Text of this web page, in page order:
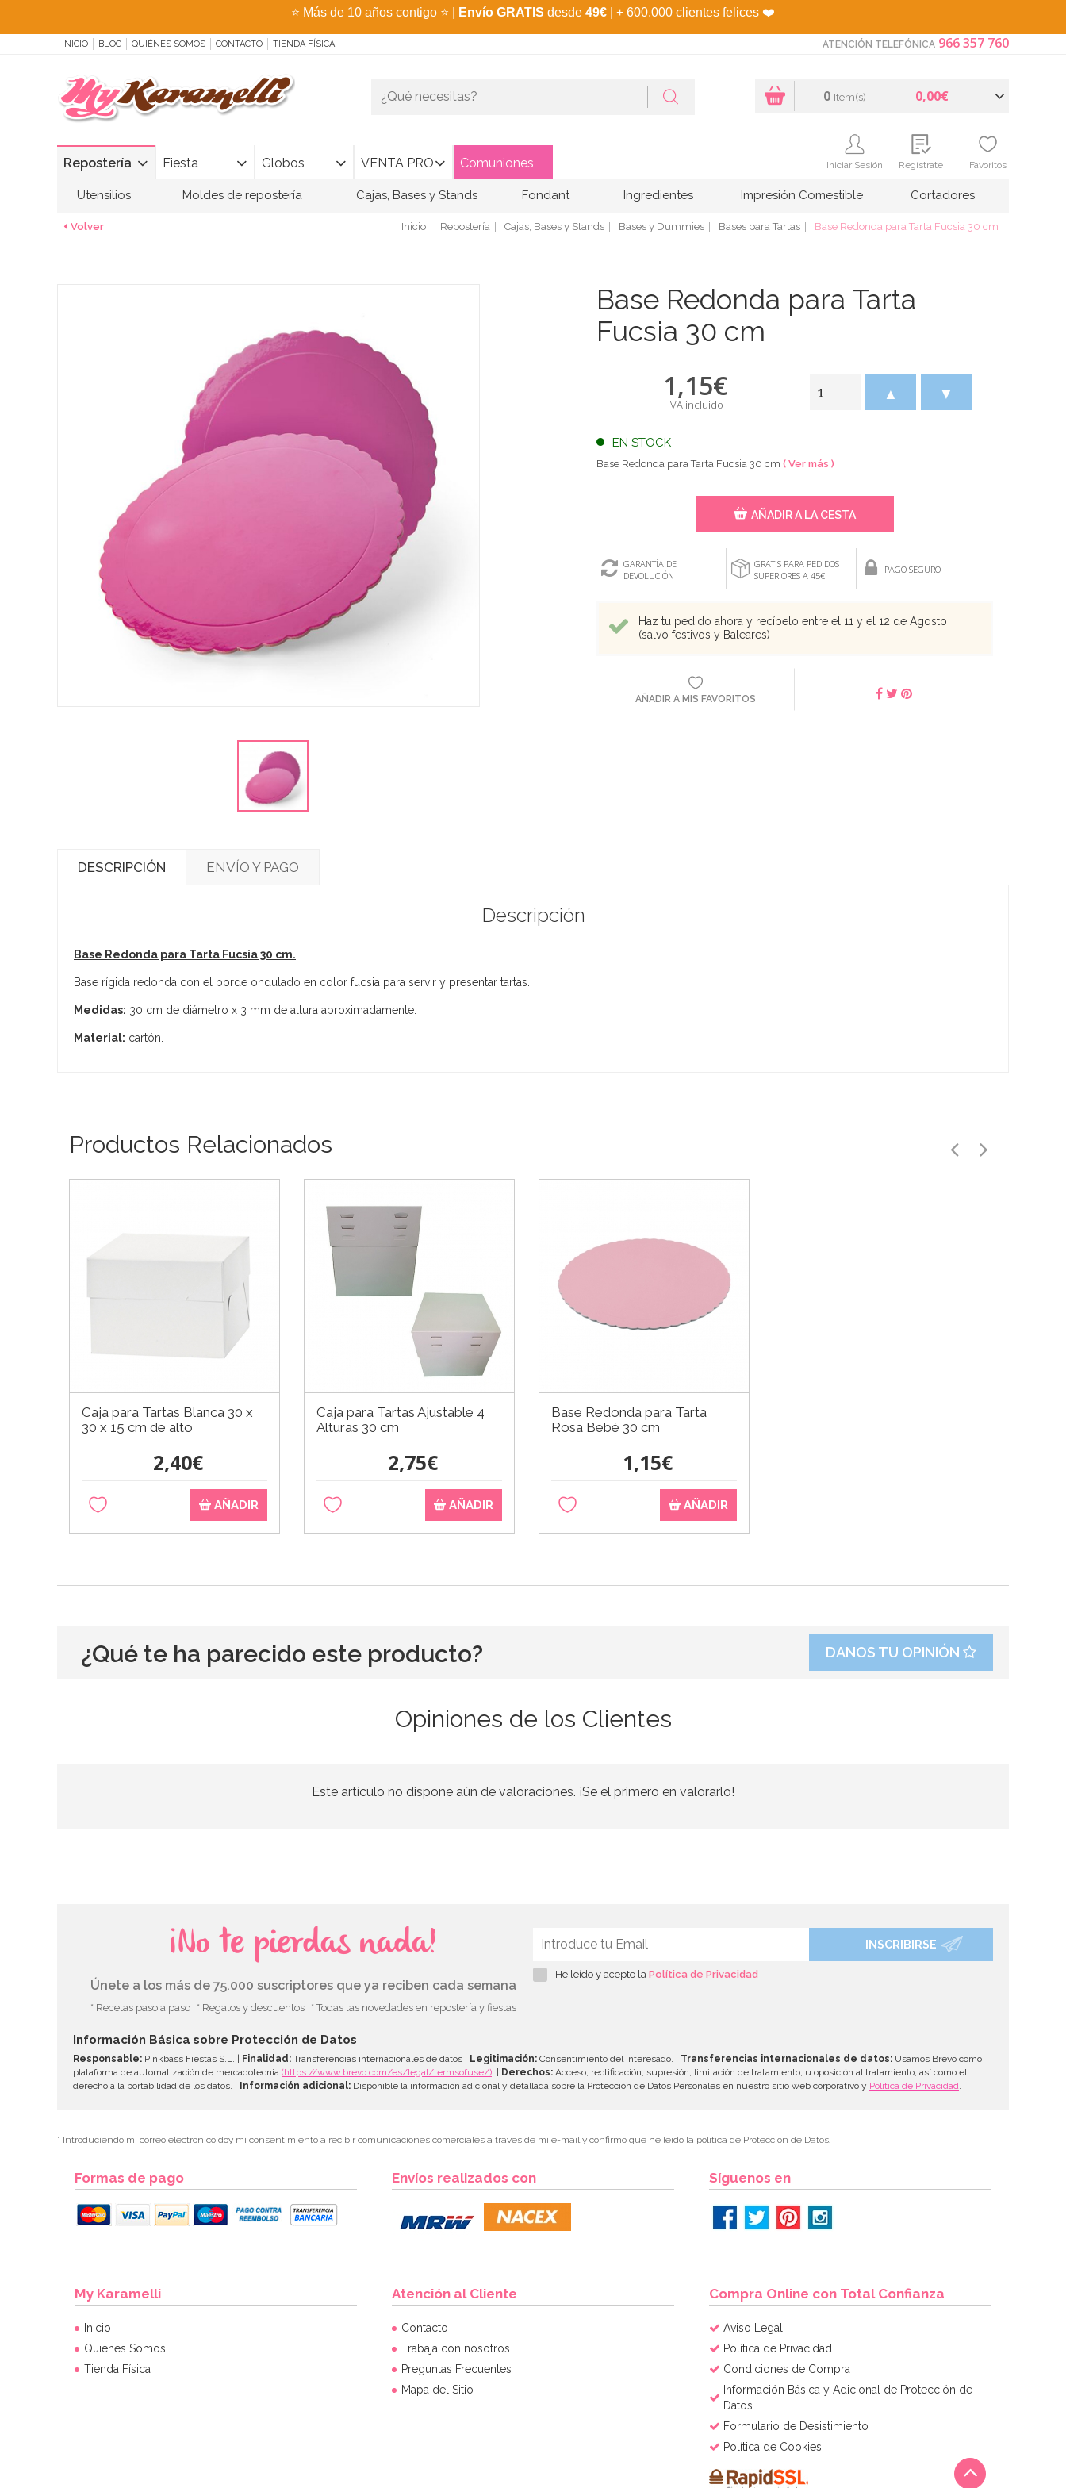
⭐ Más de 10 años contigo ⭐ Envío GRATIS desde 49€ | + 600.000 clientes felices ❤️
INICIO BLOG QUIÉNES SOMOS CONTACTO TIENDA FÍSICA ATENCIÓN TELEFÓNICA 966 357 760
Repostería Fiesta Globos VENTA PRO Comuniones
0 Item(s) 0,00€
Iniciar Sesión Regístrate Favoritos
Utensilios Moldes de repostería Cajas, Bases y Stands Fondant Ingredientes Impresión Comestible Cortadores
Volver Inicio Repostería Cajas, Bases y Stands Bases y Dummies Bases para Tartas Base Redonda para Tarta Fucsia 30 cm
Base Redonda para Tarta
Fucsia 30 cm
1,15€
IVA incluido
EN STOCK
▲ ▼
Base Redonda para Tarta Fucsia 30 cm ( Ver más )
AÑADIR A LA CESTA
GARANTÍA DE
DEVOLUCIÓN
GRATIS PARA PEDIDOS
SUPERIORES A 45€
PAGO SEGURO
Haz tu pedido ahora y recíbelo entre el 11 y el 12 de Agosto
(salvo festivos y Baleares)
AÑADIR A MIS FAVORITOS
DESCRIPCIÓN ENVÍO Y PAGO
Descripción
Base Redonda para Tarta Fucsia 30 cm.
Base rígida redonda con el borde ondulado en color fucsia para servir y presentar tartas.
Medidas: 30 cm de diámetro x 3 mm de altura aproximadamente.
Material: cartón.
Productos Relacionados
Caja para Tartas Blanca 30 x
30 x 15 cm de alto
2,40€
AÑADIR
Caja para Tartas Ajustable 4
Alturas 30 cm
2,75€
AÑADIR
Base Redonda para Tarta
Rosa Bebé 30 cm
1,15€
AÑADIR
¿Qué te ha parecido este producto? DANOS TU OPINIÓN
Opiniones de los Clientes
Este artículo no dispone aún de valoraciones. ¡Se el primero en valorarlo!
¡No te pierdas nada!
Únete a los más de 75.000 suscriptores que ya reciben cada semana
* Recetas paso a paso * Regalos y descuentos * Todas las novedades en repostería y fiestas
INSCRIBIRSE
He leído y acepto la Política de Privacidad
Información Básica sobre Protección de Datos
Responsable: Pinkbass Fiestas S.L. | Finalidad: Transferencias internacionales de datos | Legitimación: Consentimiento del interesado. | Transferencias internacionales de datos: Usamos Brevo como
plataforma de automatización de mercadotecnia (https://www.brevo.com/es/legal/termsofuse/) . | Derechos: Acceso, rectificación, supresión, limitación de tratamiento, u oposición al tratamiento, así como el
derecho a la portabilidad de los datos. | Información adicional: Disponible la información adicional y detallada sobre la Protección de Datos Personales en nuestro sitio web corporativo y Política de Privacidad
* Introduciendo mi correo electrónico doy mi consentimiento a recibir comunicaciones comerciales a través de mi e-mail y confirmo que he leído la política de Protección de Datos.
Formas de pago Envíos realizados con Síguenos en
My Karamelli
Inicio
Quiénes Somos
Tienda Física
Atención al Cliente
Contacto
Trabaja con nosotros
Preguntas Frecuentes
Mapa del Sitio
Compra Online con Total Confianza
Aviso Legal
Política de Privacidad
Condiciones de Compra
Información Básica y Adicional de Protección de
Datos
Formulario de Desistimiento
Política de Cookies